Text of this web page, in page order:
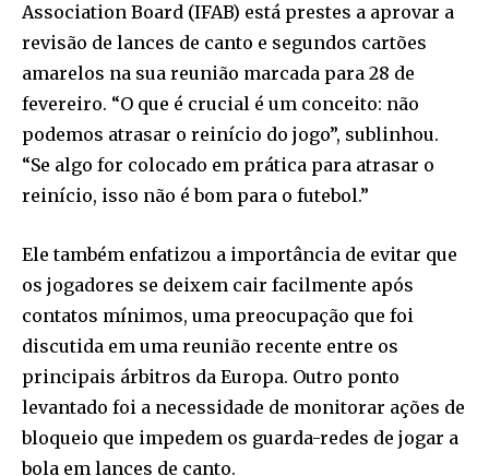
Association Board (IFAB) está prestes a aprovar a
revisão de lances de canto e segundos cartões
amarelos na sua reunião marcada para 28 de
fevereiro. “O que é crucial é um conceito: não
podemos atrasar o reinício do jogo”, sublinhou.
“Se algo for colocado em prática para atrasar o
reinício, isso não é bom para o futebol.”
Ele também enfatizou a importância de evitar que
os jogadores se deixem cair facilmente após
contatos mínimos, uma preocupação que foi
discutida em uma reunião recente entre os
principais árbitros da Europa. Outro ponto
levantado foi a necessidade de monitorar ações de
bloqueio que impedem os guarda-redes de jogar a
bola em lances de canto.